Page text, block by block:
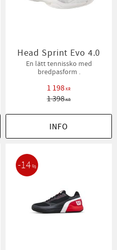
Head Sprint Evo 4.0
En lätt tennissko med
bredpasform .
1 198KR
1 398KR
INFO
14 %